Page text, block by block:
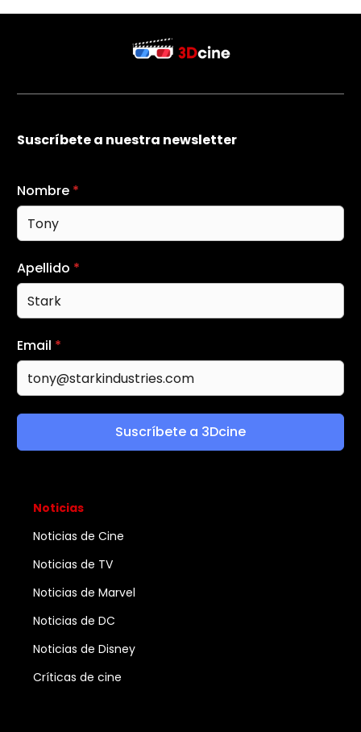
Suscríbete a nuestra newsletter
Nombre *
Apellido *
Email *
Suscríbete a 3Dcine
Noticias
Noticias de Cine
Noticias de TV
Noticias de Marvel
Noticias de DC
Noticias de Disney
Críticas de cine